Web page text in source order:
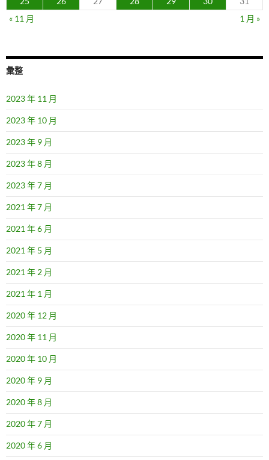
« 11 月
1 月 »
彙整
2023 年 11 月
2023 年 10 月
2023 年 9 月
2023 年 8 月
2023 年 7 月
2021 年 7 月
2021 年 6 月
2021 年 5 月
2021 年 2 月
2021 年 1 月
2020 年 12 月
2020 年 11 月
2020 年 10 月
2020 年 9 月
2020 年 8 月
2020 年 7 月
2020 年 6 月